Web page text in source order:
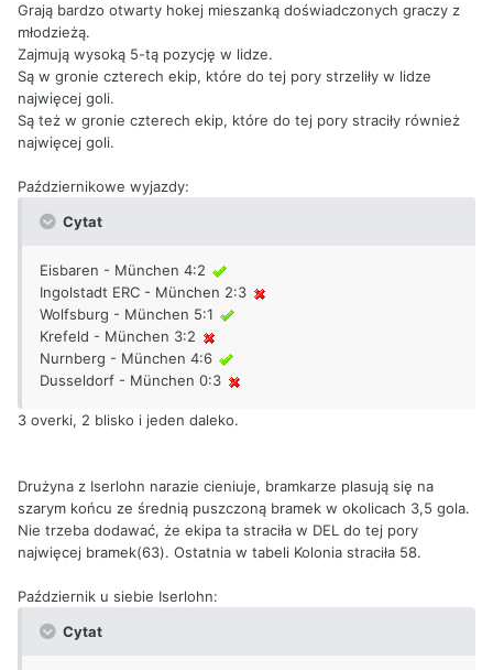
Grają bardzo otwarty hokej mieszanką doświadczonych graczy z
młodzieżą.
Zajmują wysoką 5-tą pozycję w lidze.
Są w gronie czterech ekip, które do tej pory strzeliły w lidze
najwięcej goli.
Są też w gronie czterech ekip, które do tej pory straciły również
najwięcej goli.
Październikowe wyjazdy:
Cytat
Eisbaren - München 4:2
Ingolstadt ERC - München 2:3
Wolfsburg - München 5:1
Krefeld - München 3:2
Nurnberg - München 4:6
Dusseldorf - München 0:3
3 overki, 2 blisko i jeden daleko.
Drużyna z Iserlohn narazie cieniuje, bramkarze plasują się na
szarym końcu ze średnią puszczoną bramek w okolicach 3,5 gola.
Nie trzeba dodawać, że ekipa ta straciła w DEL do tej pory
najwięcej bramek(63). Ostatnia w tabeli Kolonia straciła 58.
Październik u siebie Iserlohn:
Cytat